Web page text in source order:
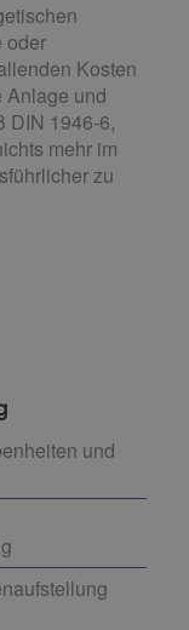
oder
Kosten
Anlage und
DIN 1946-6,
mehr im
zu
und